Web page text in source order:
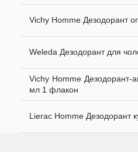
Vichy Homme Дезодорант
Weleda Дезодорант для
Vichy Homme Дезодорант-
мл 1 флакон
Lierac Homme Дезодорант